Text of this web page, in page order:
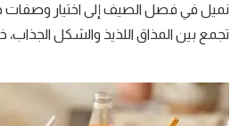
نميل في فصل الصيف إلى اختيار وصفات
تجمع بين المذاق اللذيذ والشكل الجذاب،